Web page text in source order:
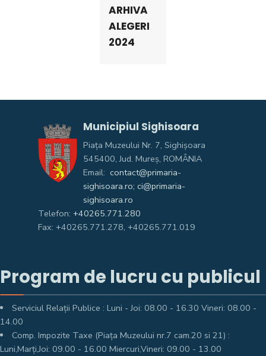
ARHIVA
ALEGERI
2024
Municipiul Sighisoara
Piața Muzeului Nr. 7, Sighişoara
545400, Jud. Mureş, ROMÂNIA
Email: contact@primaria-
sighisoara.ro; ci@primaria-
sighisoara.ro
Telefon: +40265.771.280
Fax: +40265.771.278, +40265.771.019
Program de lucru cu publicul
Serviciul Relații Publice : Luni - Joi: 08.00 - 16.30 Vineri: 08.00 -
14.00
Comp. Impozite Taxe (Piața Muzeului nr.7 cam.20 si 21) :
Luni,Marți,Joi: 09.00 - 16.00 Miercuri,Vineri: 09.00 - 13.00